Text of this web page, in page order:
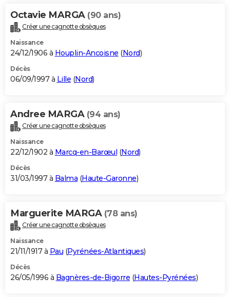
Octavie MARGA (90 ans)
Créer une cagnotte obsèques
Naissance
24/12/1906 à Houplin-Ancoisne (Nord)
Décès
06/09/1997 à Lille (Nord)
Andree MARGA (94 ans)
Créer une cagnotte obsèques
Naissance
22/12/1902 à Marcq-en-Barœul (Nord)
Décès
31/03/1997 à Balma (Haute-Garonne)
Marguerite MARGA (78 ans)
Créer une cagnotte obsèques
Naissance
21/11/1917 à Pau (Pyrénées-Atlantiques)
Décès
26/05/1996 à Bagnères-de-Bigorre (Hautes-Pyrénées)